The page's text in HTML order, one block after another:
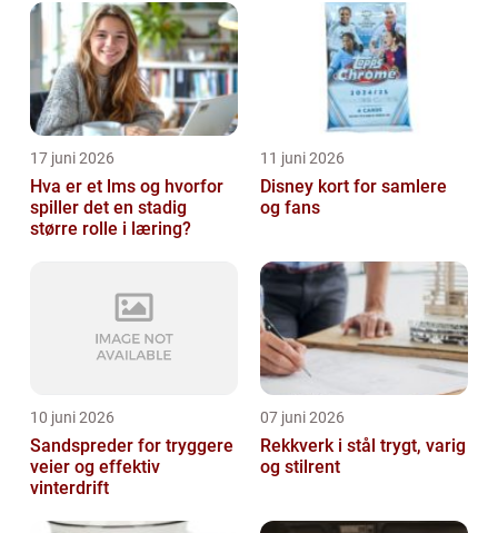
17 juni 2026
Hva er et lms og hvorfor
spiller det en stadig
større rolle i læring?
11 juni 2026
Disney kort for samlere
og fans
10 juni 2026
Sandspreder for tryggere
veier og effektiv
vinterdrift
07 juni 2026
Rekkverk i stål trygt, varig
og stilrent